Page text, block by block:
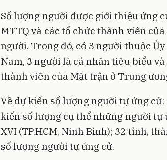
Số lượng người được giới thiệu ứng
MTTQ và các tổ chức thành viên
người. Trong đó, có 3 người thuộc
Nam, 3 người là cá nhân tiêu biểu
thành viên của Mặt trận ở Trung
Về dự kiến số lượng người tự ứng
kiến số lượng cụ thể những người tự
XVI (TP.HCM, Ninh Bình); 32 tỉnh,
số lượng người tự ứng cử.